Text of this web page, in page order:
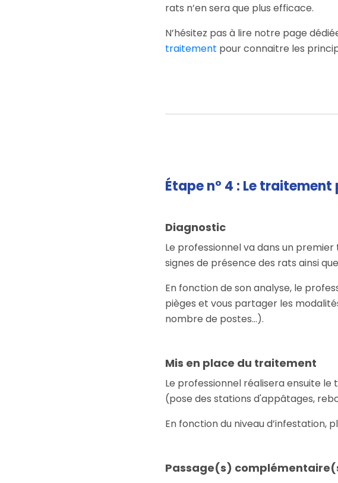
rats n’en sera que plus efficace.
N’hésitez pas à lire notre page
traitement pour connaitre les
Étape n° 4 : Le
Diagnostic
Le professionnel va dans un
signes de présence des rats ainsi
En fonction de son analyse, le
pièges et vous partager les
nombre de postes…).
Mis en place du traitement
Le professionnel réalisera ensuite
(pose des stations d'appâtages,
En fonction du niveau d’infestation,
Passage(s)